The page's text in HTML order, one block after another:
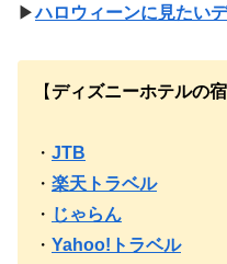
▶ハロウィーンに見たい
【ディズニーホテルの
・ JTB
・ 楽天トラベル
・ じゃらん
・ Yahoo!トラベル